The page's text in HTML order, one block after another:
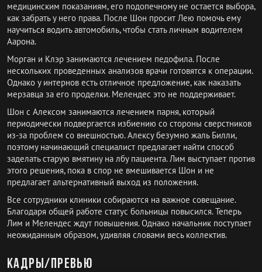
медицинским показаниям, его подопечному не остается выбора,
как забрать у него права. После Шон просит Лею помочь ему
научиться водить автомобиль, чтобы стать личным водителем
Аарона.
Морган и Клэр занимаются лечением педофила. После
нескольких проведенных анализов врачи готовятся к операции.
Однако у интернов есть отличное предложение, как наказать
мерзавца за его проделки. Мелендес это не поддерживает.
Шон с Алексом занимаются лечением парня, который
периодически подвергается избиению со стороны сверстников
из-за проблем со внешностью. Алексу безумно жаль Билли,
поэтому начинающий специалист предлагает найти способ
заделать старую вмятину на лбу пациента. Лим выступает против
этого решения, пока в спор не вмешивается Шон и не
предлагает альтернативный выход из положения.
Все сотрудники клиники собираются на важное совещание.
Благодаря общей работе статус больницы повысился. Теперь
Лим и Мелендес ждут повышения. Однако начальник поступает
неожиданным образом, удивляя словами весь коллектив.
Кадры/превью